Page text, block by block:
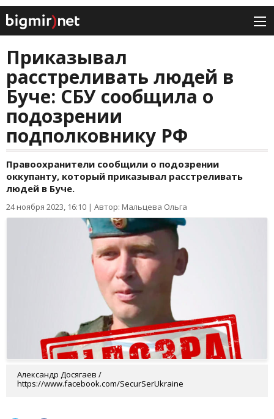
Приказывал
расстреливать людей в
Буче: СБУ сообщила о
подозрении
подполковнику РФ
Правоохранители сообщили о подозрении
оккупанту, который приказывал расстреливать
людей в Буче.
24 ноября 2023, 16:10 | Автор: Мальцева Ольга
Александр Досягаев /
https://www.facebook.com/SecurSerUkraine